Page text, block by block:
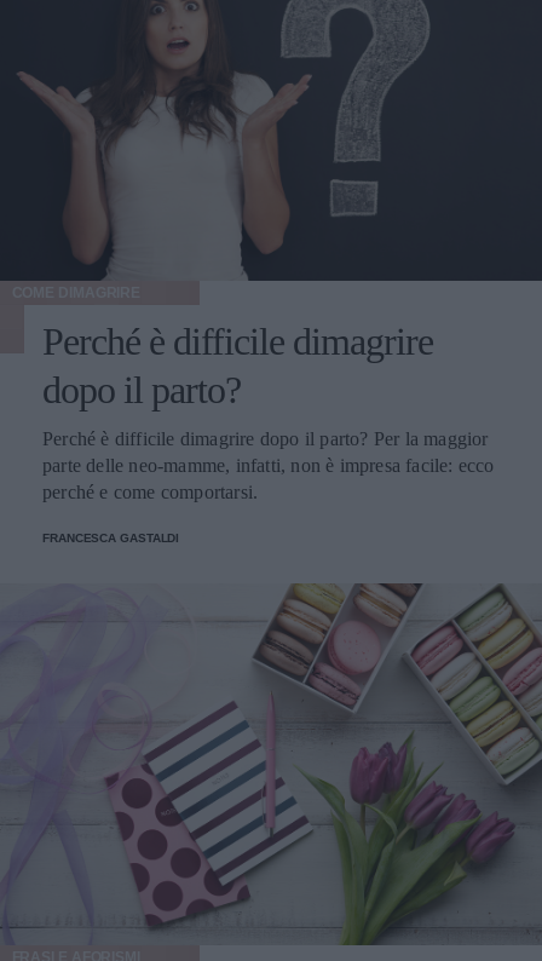
Perché è difficile dimagrire
dopo il parto?
Perché è difficile dimagrire dopo il parto? Per la maggior
parte delle neo-mamme, infatti, non è impresa facile: ecco
perché e come comportarsi.
FRANCESCA GASTALDI